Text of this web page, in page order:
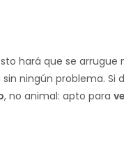
hará que se
ningún problema. Si
, no animal: apto para